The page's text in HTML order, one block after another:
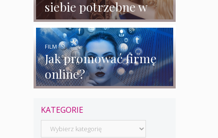
siebie potrzebne w
biznesie?
Jak promować firmę
online?
FILM
KATEGORIE
Kategorie